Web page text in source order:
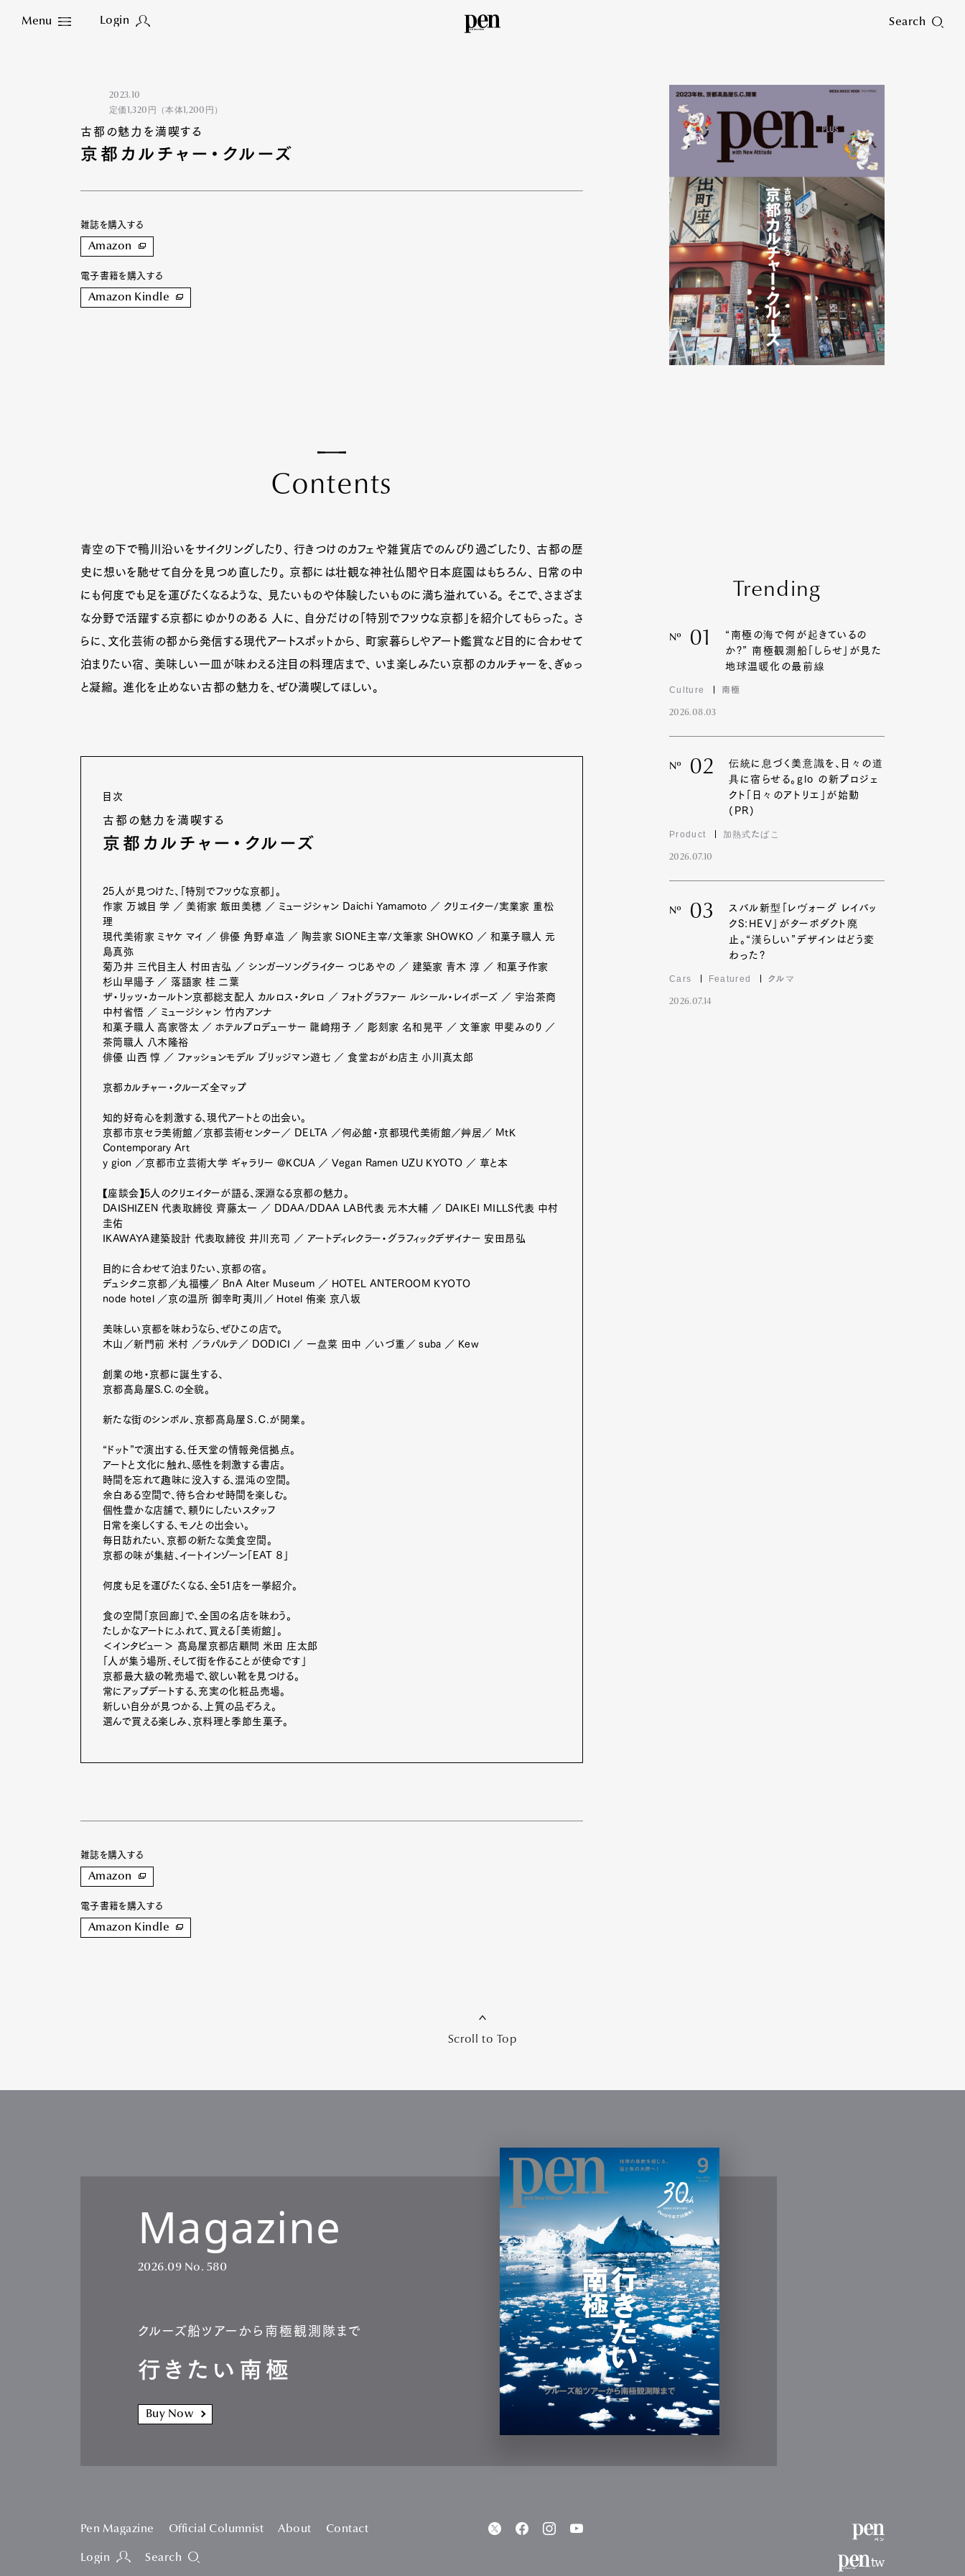
Menu Login Search
Close
Art&Design Watch
Pen Membership
Pen Meet
2023.10
定価1,320円（本体1,200円）
古都の魅力を満喫する
京都カルチャー・クルーズ
雑誌を購入する
Amazon
電子書籍を購入する
Amazon Kindle
Contents
青空の下で鴨川沿いをサイクリングしたり、 行きつけのカフェや雑貨店でのんびり過ごしたり、 古都の歴
史に想いを馳せて自分を見つめ直したり。 京都には壮観な神社仏閣や日本庭園はもちろん、 日常の中
にも何度でも足を運びたくなるような、 見たいものや体験したいものに満ち溢れている。 そこで、さまざま
な分野で活躍する京都にゆかりのある 人に、 自分だけの「特別でフツウな京都」を紹介してもらった。 さ
らに、文化芸術の都から発信する現代アートスポットから、 町家暮らしやアート鑑賞など目的に合わせて
泊まりたい宿、 美味しい一皿が味わえる注目の料理店まで、 いま楽しみたい京都のカルチャーを、ぎゅっ
と凝縮。 進化を止めない古都の魅力を、ぜひ満喫してほしい。
目次
古都の魅力を満喫する
京都カルチャー・クルーズ
25人が見つけた、「特別でフツウな京都」。
作家 万城目 学 ／ 美術家 飯田美穂 ／ ミュージシャン Daichi Yamamoto ／ クリエイター/実業家 重松
理
現代美術家 ミヤケ マイ ／ 俳優 角野卓造 ／ 陶芸家 SIONE主宰/文筆家 SHOWKO ／ 和菓子職人 元
島真弥
菊乃井 三代目主人 村田吉弘 ／ シンガーソングライター つじあやの ／ 建築家 青木 淳 ／ 和菓子作家
杉山早陽子 ／ 落語家 桂 二葉
ザ・リッツ・カールトン京都総支配人 カルロス・タレロ ／ フォトグラファー ルシール・レイボーズ ／ 宇治茶商
中村省悟 ／ ミュージシャン 竹内アンナ
和菓子職人 高家啓太 ／ ホテルプロデューサー 龍崎翔子 ／ 彫刻家 名和晃平 ／ 文筆家 甲斐みのり ／
茶筒職人 八木隆裕
俳優 山西 惇 ／ ファッションモデル ブリッジマン遊七 ／ 食堂おがわ店主 小川真太郎
京都カルチャー・クルーズ全マップ
知的好奇心を刺激する、現代アートとの出会い。
京都市京セラ美術館／京都芸術センター／ DELTA ／何必館・京都現代美術館／艸居／ MtK
Contemporary Art
y gion ／京都市立芸術大学 ギャラリー @KCUA ／ Vegan Ramen UZU KYOTO ／ 草と本
【座談会】5人のクリエイターが語る、深淵なる京都の魅力。
DAISHIZEN 代表取締役 齊藤太一 ／ DDAA/DDAA LAB代表 元木大輔 ／ DAIKEI MILLS代表 中村
圭佑
IKAWAYA建築設計 代表取締役 井川充司 ／ アートディレクラー・グラフィックデザイナー 安田昂弘
目的に合わせて泊まりたい、京都の宿。
デュシタニ京都／丸福樓／ BnA Alter Museum ／ HOTEL ANTEROOM KYOTO
node hotel ／京の温所 御幸町夷川／ Hotel 侑楽 京八坂
美味しい京都を味わうなら、ぜひこの店で。
木山／新門前 米村 ／ラパルテ／ DODICI ／ 一盘菜 田中 ／いづ重／ suba ／ Kew
創業の地・京都に誕生する、
京都髙島屋S.C.の全貌。
新たな街のシンボル、京都髙島屋Ｓ.Ｃ.が開業。
“ドット”で演出する、任天堂の情報発信拠点。
アートと文化に触れ、感性を刺激する書店。
時間を忘れて趣味に没入する、混沌の空間。
余白ある空間で、待ち合わせ時間を楽しむ。
個性豊かな店舗で、頼りにしたいスタッフ
日常を楽しくする、モノとの出会い。
毎日訪れたい、京都の新たな美食空間。
京都の味が集結、イートインゾーン「EAT ８」
何度も足を運びたくなる、全51店を一挙紹介。
食の空間「京回廊」で、全国の名店を味わう。
たしかなアートにふれて、買える「美術館」。
＜インタビュー＞ 髙島屋京都店顧問 米田 庄太郎
「人が集う場所、そして街を作ることが使命です」
京都最大級の靴売場で、欲しい靴を見つける。
常にアップデートする、充実の化粧品売場。
新しい自分が見つかる、上質の品ぞろえ。
選んで買える楽しみ、京料理と季節生菓子。
雑誌を購入する
Amazon
電子書籍を購入する
Amazon Kindle
Trending
Nº 01
“南極の海で何が起きているの
か?” 南極観測船「しらせ」が見た
地球温暖化の最前線
Culture 南極
2026.08.03
Nº 02
伝統に息づく美意識を、日々の道
具に宿らせる。glo の新プロジェ
クト「日々のアトリエ」が始動
(PR)
Product 加熱式たばこ
2026.07.10
Nº 03
スバル新型「レヴォーグ レイバッ
クS:HEV」がターボダクト廃
止。“漢らしい”デザインはどう変
わった?
Cars Featured クルマ
2026.07.14
Scroll to Top
Magazine
2026.09 No. 580
クルーズ船ツアーから南極観測隊まで
行きたい南極
Buy Now
Pen Magazine Official Columnist About Contact
Login Search